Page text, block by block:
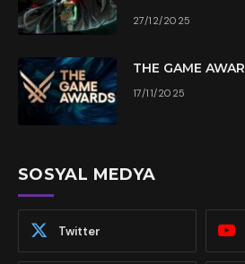
27/12/2025
THE GAME
17/11/2025
SOSYAL MEDYA
Twitter